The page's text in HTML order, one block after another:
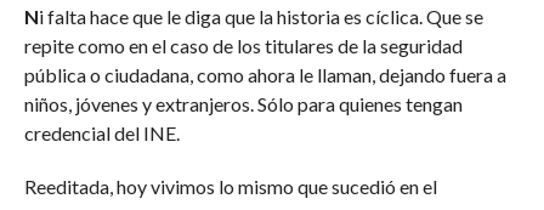
Ni falta hace que le diga que la historia es cíclica. Que se
repite como en el caso de los titulares de la seguridad
pública o ciudadana, como ahora le llaman, dejando fuera a
niños, jóvenes y extranjeros. Sólo para quienes tengan
credencial del INE.
Reeditada, hoy vivimos lo mismo que sucedió en el